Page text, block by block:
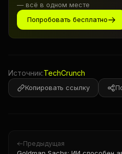
— всё в одном месте
Попробовать бесплатно
Источник:TechCrunch
Копировать ссылку
Предыдущая